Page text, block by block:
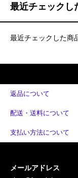
最近チェックし
最近チェックした商
返品について
配送・送料について
支払い方法について
メールアドレス